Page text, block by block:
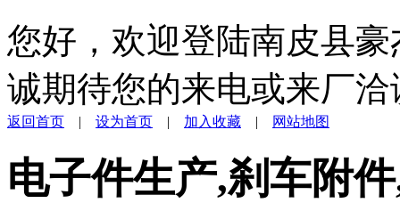
您好，欢迎登陆南皮县
诚期待您的来电或来厂洽
返回首页 | 设为首页 | 加入收藏 | 网站地图
电子件生产,刹车附